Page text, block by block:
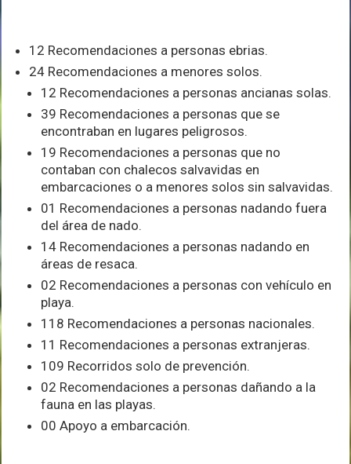
12 Recomendaciones a personas ebrias.
24 Recomendaciones a menores solos.
12 Recomendaciones a personas ancianas solas.
39 Recomendaciones a personas que se
encontraban en lugares peligrosos.
19 Recomendaciones a personas que no
contaban con chalecos salvavidas en
embarcaciones o a menores solos sin salvavidas.
01 Recomendaciones a personas nadando fuera
del área de nado.
14 Recomendaciones a personas nadando en
áreas de resaca.
02 Recomendaciones a personas con vehículo en
playa.
118 Recomendaciones a personas nacionales.
11 Recomendaciones a personas extranjeras.
109 Recorridos solo de prevención.
02 Recomendaciones a personas dañando a la
fauna en las playas.
00 Apoyo a embarcación.